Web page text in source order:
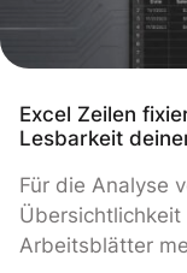
Excel Zeilen
Lesbarkeit
Für die Analyse
Arbeitsblätter